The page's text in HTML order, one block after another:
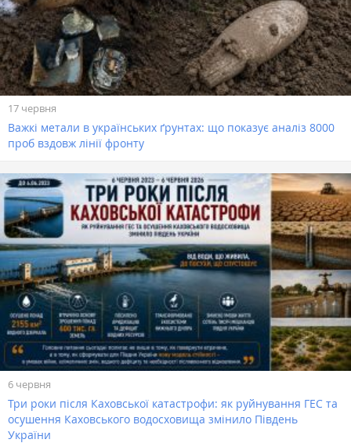
17 червня
Важкі метали в українських ґрунтах: що показує аналіз 8000
проб вздовж лінії фронту
6 червня
Три роки після Каховської катастрофи: як руйнування ГЕС та
осушення Каховського водосховища змінило Південь
України